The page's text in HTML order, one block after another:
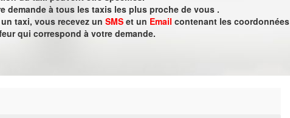
demande à tous les taxis les plus proche de vous .
taxi, vous recevez un SMS et un Email contenant les coordonnées
qui correspond à votre demande.